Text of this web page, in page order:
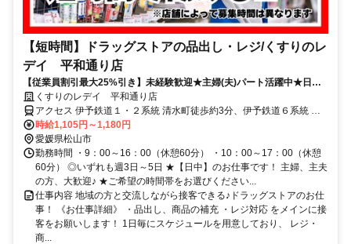
【短時間】ドラッグストアの品出し・レジ/くすりのレ
デイ 平和通り店
【従業員割引最大25%引き】未経験歓迎★主婦(夫)パート活躍中★日中
勤務で家庭のスキマ時間を有効活用★扶養内で子育てと両立も可
くすりのレデイ 平和通り店
アクセス 伊予鉄道１・２系統 清水町徒歩約3分、伊予鉄道６系統 本
町四丁目徒歩約7分、伊予鉄道１・２系統 鉄砲町徒歩約7分
時給1,105円～1,180円
愛媛県松山市
勤務時間 ・9：00～16：00（休憩60分） ・10：00～17：00（休憩
60分） ◎いずれも週3日～5日 ★【日中】のお仕事です！ 主婦、主夫
の方、大歓迎♪ ★ご希望の時間帯をお選びください...
仕事内容 地域の方と交流しながら接客できる♪ドラッグストアのお仕
事！ 《お仕事詳細》 ・品出し、商品の補充 ・レジ対応 をメインに接
客をお願いします！ 1日毎にスケジュールを用意しており、 レジ・
商...